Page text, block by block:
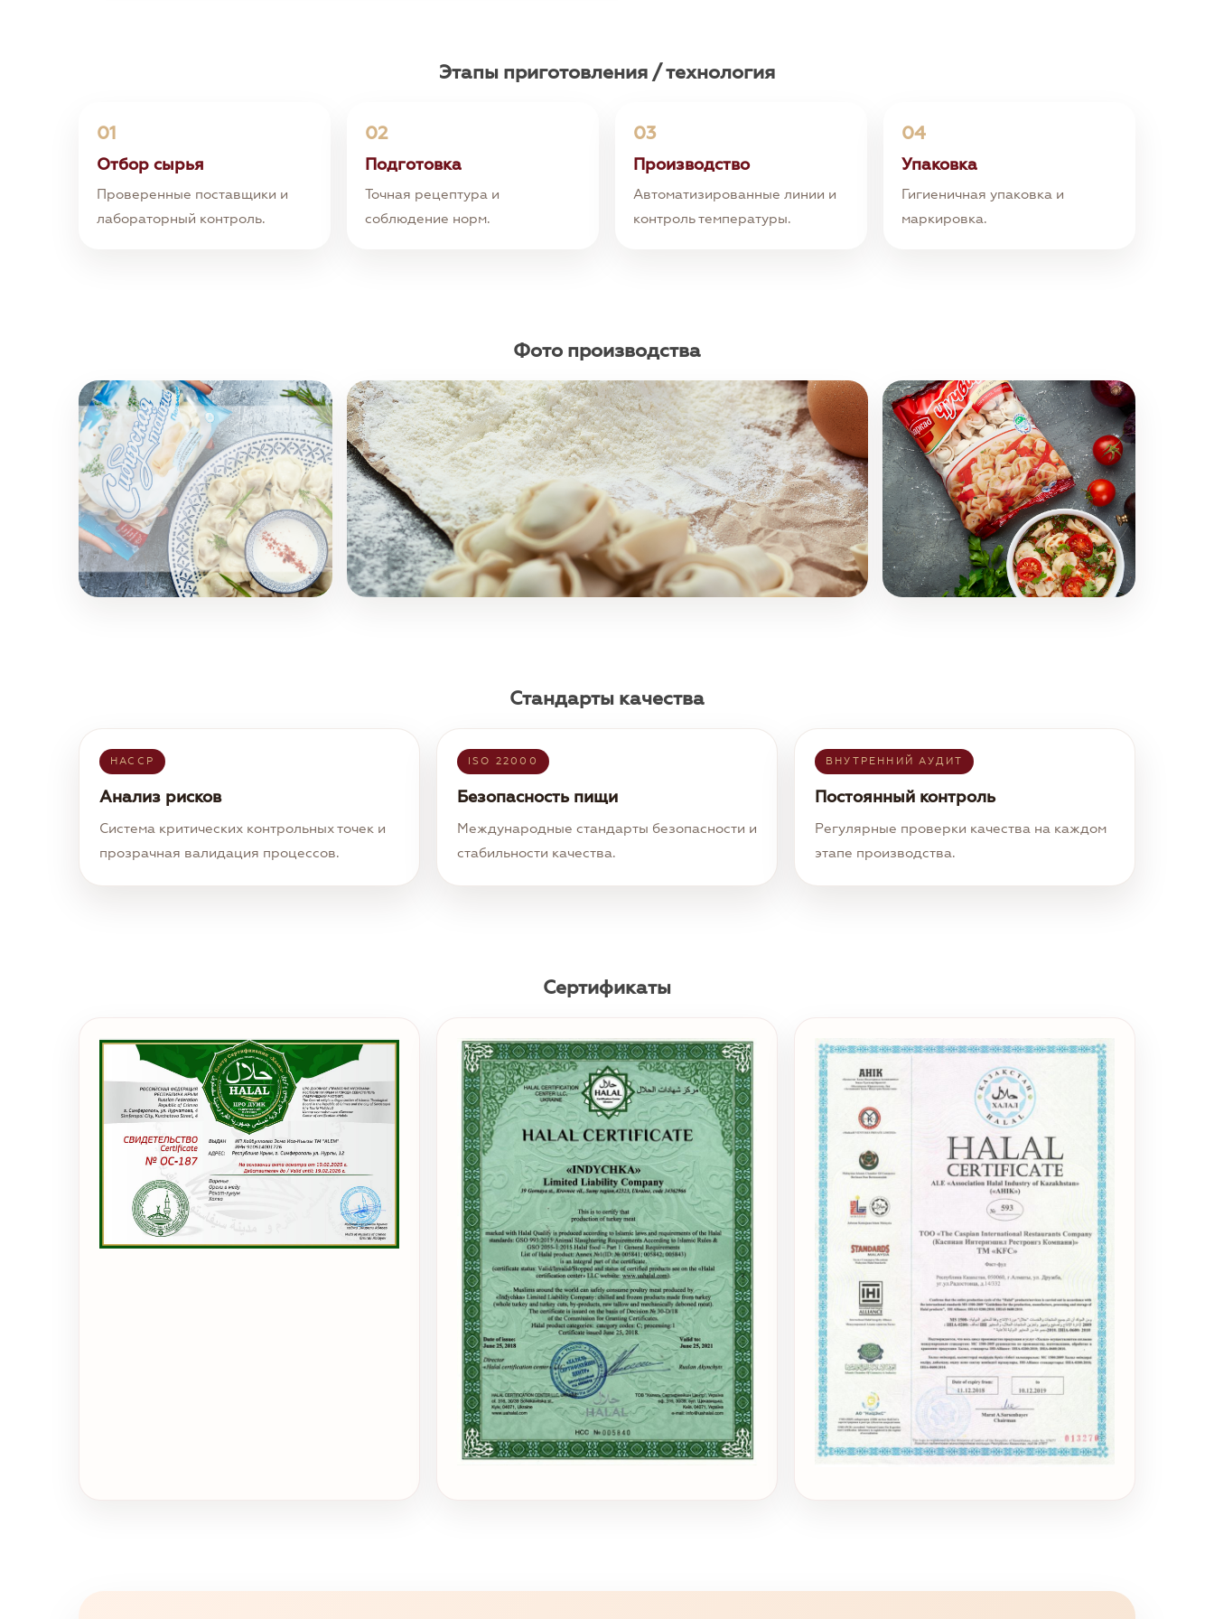
Этапы приготовления / технология
01
Отбор сырья
Проверенные поставщики и
лабораторный контроль.
02
Подготовка
Точная рецептура и
соблюдение норм.
03
Производство
Автоматизированные линии и
контроль температуры.
04
Упаковка
Гигиеничная упаковка и
маркировка.
Фото производства
Стандарты качества
HACCP
Анализ рисков
Система критических контрольных точек и
прозрачная валидация процессов.
ISO 22000
Безопасность пищи
Международные стандарты безопасности и
стабильности качества.
ВНУТРЕННИЙ АУДИТ
Постоянный контроль
Регулярные проверки качества на каждом
этапе производства.
Сертификаты